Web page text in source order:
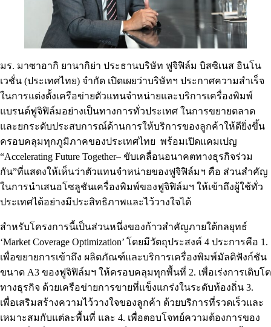
มร. มาซาอากิ ยานากิย่า ประธานบริษัท ฟูจิฟิล์ม บิสซิเนส อินโน
เวชั่น (ประเทศไทย) จำกัด เปิดเผยว่าบริษัทฯ ประกาศความสำเร็จ
ในการแต่งตั้งเครือข่ายตัวแทนจำหน่ายและบริการเครื่องพิมพ์
แบรนด์ฟูจิฟิล์มอย่างเป็นทางการทั่วประเทศ ในการขยายตลาด
และยกระดับประสบการณ์ด้านการให้บริการของลูกค้าให้ดียิ่งขึ้น
ครอบคลุมทุกภูมิภาคของประเทศไทย พร้อมเปิดแคมเปญ
“Accelerating Future Together– ขับเคลื่อนอนาคตทางธุรกิจร่วม
กัน”ที่แสดงให้เห็นว่าตัวแทนจำหน่ายของฟูจิฟิล์มฯ คือ ส่วนสำคัญ
ในการนำเสนอโซลูชันเครื่องพิมพ์ของฟูจิฟิล์มฯ ให้เข้าถึงผู้ใช้ทั่ว
ประเทศได้อย่างมีประสิทธิภาพและไว้วางใจได้
สำหรับโครงการนี้เป็นส่วนหนึ่งของก้าวสำคัญภายใต้กลยุทธ์
‘Market Coverage Optimization’ โดยมีวัตถุประสงค์ 4 ประการคือ 1.
เพื่อขยายการเข้าถึง ผลิตภัณฑ์และบริการเครื่องพิมพ์มัลติฟังก์ชัน
ขนาด A3 ของฟูจิฟิล์มฯ ให้ครอบคลุมทุกพื้นที่ 2. เพื่อเร่งการเติบโต
ทางธุรกิจ ด้วยเครือข่ายการขายที่แข็งแกร่งในระดับท้องถิ่น 3.
เพื่อเสริมสร้างความไว้วางใจของลูกค้า ด้วยบริการที่รวดเร็วและ
เหมาะสมกับแต่ละพื้นที่ และ 4. เพื่อตอบโจทย์ความต้องการของ